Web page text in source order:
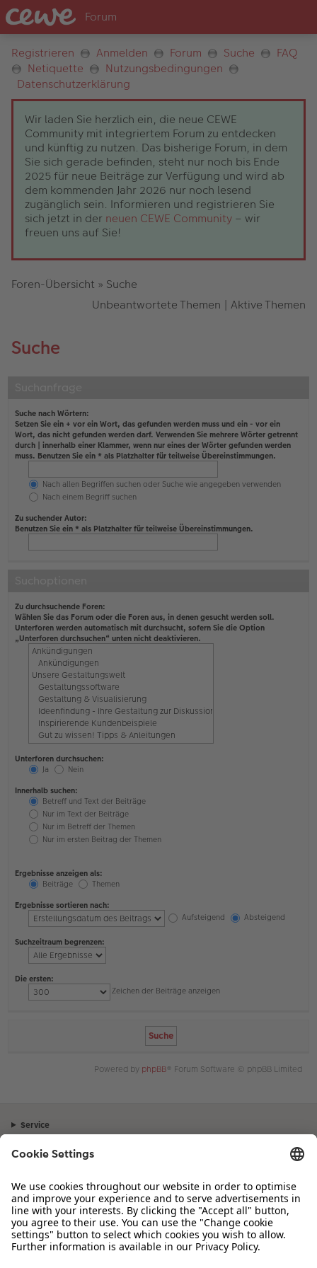
Registrieren Anmelden Forum Suche
FAQ
Netiquette
Nutzungsbedingungen
Datenschutzerklärung
Wir laden Sie herzlich ein, die neue CEWE
Community mit integriertem Forum zu entdecken
und künftig zu nutzen. Das bisherige Forum, in dem
Sie sich gerade befinden, steht nur noch bis Ende
2025 für neue Beiträge zur Verfügung und wird ab
dem kommenden Jahr 2026 nur noch lesend
zugänglich sein. Informieren und registrieren Sie
sich jetzt in der neuen CEWE Community – wir
freuen uns auf Sie!
Foren-Übersicht » Suche
Unbeantwortete Themen | Aktive Themen
Suche
Suche nach Wörtern:
Setzen Sie ein + vor ein Wort, das gefunden werden muss und ein - vor ein
Wort, das nicht gefunden werden darf. Verwenden Sie mehrere Wörter getrennt
durch | innerhalb einer Klammer, wenn nur eines der Wörter gefunden werden
muss. Benutzen Sie ein * als Platzhalter für teilweise Übereinstimmungen.
Nach allen Begriffen suchen oder Suche wie angegeben verwenden
Nach einem Begriff suchen
Zu suchender Autor:
Benutzen Sie ein * als Platzhalter für teilweise Übereinstimmungen.
Zu durchsuchende Foren:
Wählen Sie das Forum oder die Foren aus, in denen gesucht werden soll.
Unterforen werden automatisch mit durchsucht, sofern Sie die Option
„Unterforen durchsuchen“ unten nicht deaktivieren.
Unterforen durchsuchen:
Ja
Nein
Innerhalb suchen:
Betreff und Text der Beiträge
Nur im Text der Beiträge
Nur im Betreff der Themen
Nur im ersten Beitrag der Themen
Ergebnisse anzeigen als:
Beiträge
Themen
Ergebnisse sortieren nach:
Aufsteigend
Absteigend
Suchzeitraum begrenzen:
Die ersten:
Zeichen der Beiträge anzeigen
Powered by phpBB® Forum Software © phpBB Limited
Service
Sortiment
Inspiration